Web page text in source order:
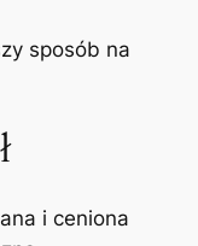
sposób na